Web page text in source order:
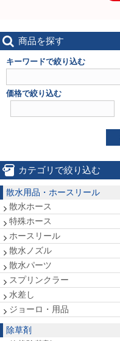
商品を探す
キーワードで絞り込む
価格で絞り込む
カテゴリで絞り込む
散水用品・ホースリール
散水ホース
特殊ホース
ホースリール
散水ノズル
散水パーツ
スプリンクラー
水差し
ジョーロ・用品
除草剤